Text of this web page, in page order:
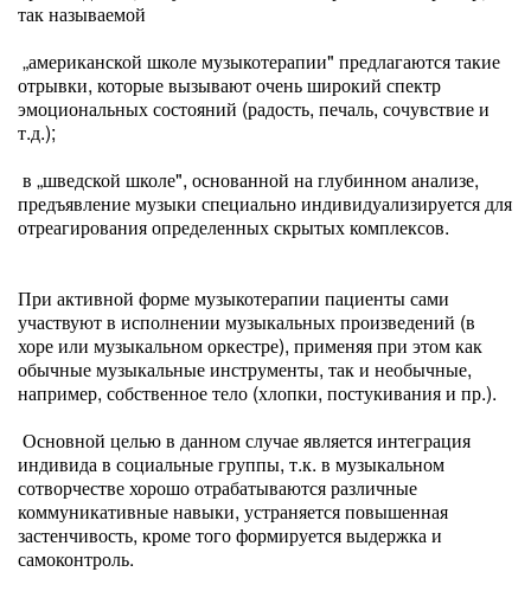
так называемой
„американской школе музыкотерапии" предлагаются такие
отрывки, которые вызывают очень широкий спектр
эмоциональных состояний (радость, печаль, сочувствие и
т.д.);
в „шведской школе", основанной на глубинном анализе,
предъявление музыки специально индивидуализируется для
отреагирования определенных скрытых комплексов.
При активной форме музыкотерапии пациенты сами
участвуют в исполнении музыкальных произведений (в
хоре или музыкальном оркестре), применяя при этом как
обычные музыкальные инструменты, так и необычные,
например, собственное тело (хлопки, постукивания и пр.).
Основной целью в данном случае является интеграция
индивида в социальные группы, т.к. в музыкальном
сотворчестве хорошо отрабатываются различные
коммуникативные навыки, устраняется повышенная
застенчивость, кроме того формируется выдержка и
самоконтроль.